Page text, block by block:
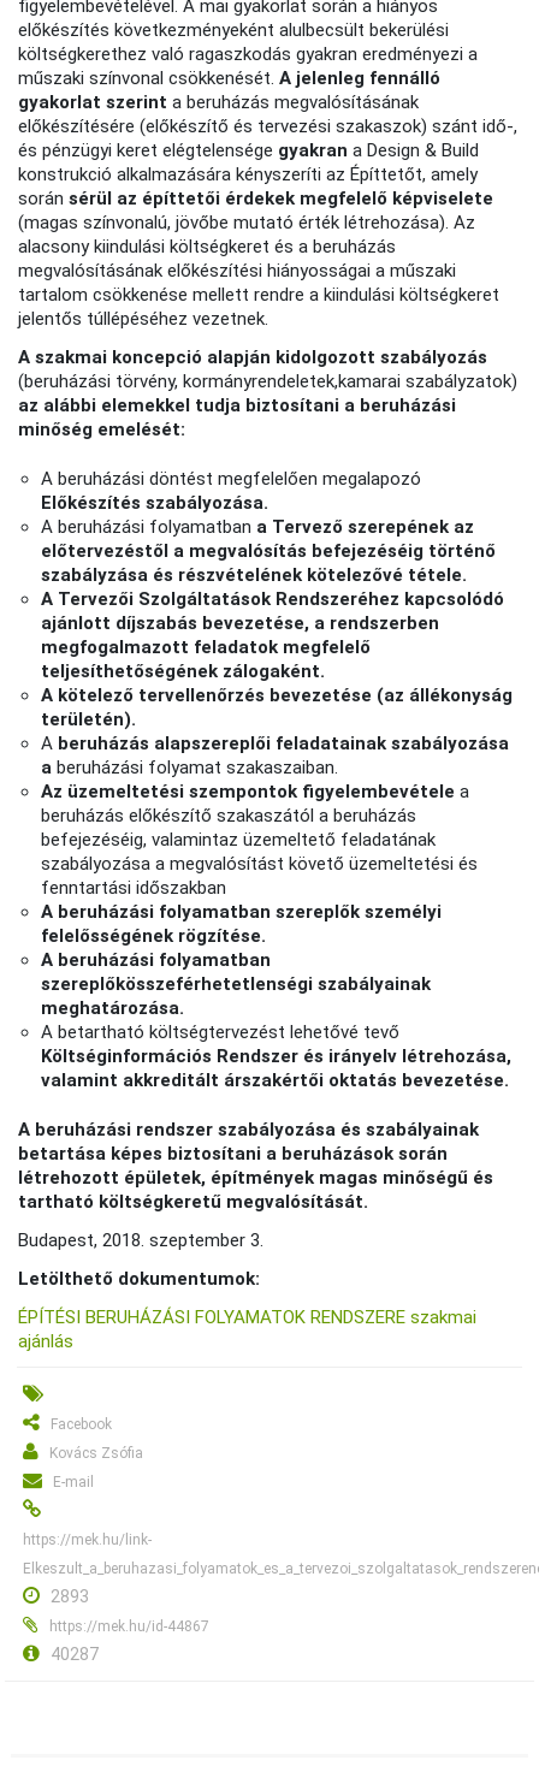
figyelembevételével. A mai gyakorlat során a hiányos
előkészítés következményeként alulbecsült bekerülési
költségkerethez való ragaszkodás gyakran eredményezi a
műszaki színvonal csökkenését.A jelenleg fennálló
gyakorlat szerint a beruházás megvalósításának
előkészítésére (előkészítő és tervezési szakaszok) szánt idő-,
és pénzügyi keret elégtelensége gyakran a Design & Build
konstrukció alkalmazására kényszeríti az Építtetőt, amely
soránsérül az építtetői érdekek megfelelő képviselete
(magas színvonalú, jövőbe mutató érték létrehozása). Az
alacsony kiindulási költségkeret és a beruházás
megvalósításának előkészítési hiányosságai a műszaki
tartalom csökkenése mellett rendre a kiindulási költségkeret
jelentős túllépéséhez vezetnek.
A szakmai koncepció alapján kidolgozott szabályozás
(beruházási törvény, kormányrendeletek,kamarai szabályzatok)
az alábbi elemekkel tudja biztosítani a beruházási
minőség emelését:
A beruházási döntést megfelelően megalapozó
Előkészítés szabályozása.
A beruházási folyamatban a Tervező szerepének az
előtervezéstől a megvalósítás befejezéséig történő
szabályzása és részvételének kötelezővé tétele.
A Tervezői Szolgáltatások Rendszeréhez kapcsolódó
ajánlott díjszabás bevezetése, a rendszerben
megfogalmazott feladatok megfelelő
teljesíthetőségének zálogaként.
A kötelező tervellenőrzés bevezetése (az állékonyság
területén).
A beruházás alapszereplői feladatainak szabályozása
aberuházási folyamat szakaszaiban.
Az üzemeltetési szempontok figyelembevétele a
beruházás előkészítő szakaszától a beruházás
befejezéséig, valamintaz üzemeltető feladatának
szabályozása a megvalósítást követő üzemeltetési és
fenntartási időszakban
A beruházási folyamatban szereplők személyi
felelősségének rögzítése.
A beruházási folyamatban
szereplőkösszeférhetetlenségi szabályainak
meghatározása.
A betartható költségtervezést lehetővé tevő
Költséginformációs Rendszer és irányelv létrehozása,
valamint akkreditált árszakértői oktatás bevezetése.
A beruházási rendszer szabályozása és szabályainak
betartása képes biztosítani a beruházások során
létrehozott épületek, építmények magas minőségű és
tartható költségkeretű megvalósítását.
Budapest, 2018. szeptember 3.
Letölthető dokumentumok:
ÉPÍTÉSI BERUHÁZÁSI FOLYAMATOK RENDSZERE szakmai
ajánlás
Facebook
Kovács Zsófia
E-mail
https://mek.hu/link-
2893
https://mek.hu/id-44867
40287